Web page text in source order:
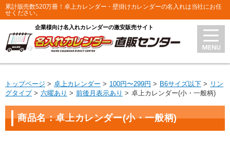
累計販売数520万冊！卓上カレンダー・壁掛けカレンダーの名入れは当社にお任
せください。
企業様向け名入れカレンダーの激安販売サイト
トップページ 卓上カレンダー 100円〜299円 B6サイズ以下
リン
グタイプ
六曜あり 前後月表示あり 卓上カレンダー(小・一般柄)
商品名：卓上カレンダー(小・一般柄)